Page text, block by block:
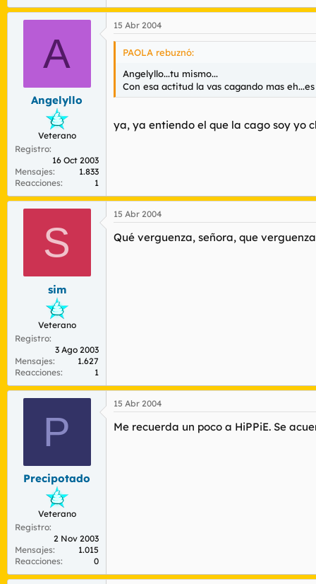
A
Angelyllo
Veterano
Registro
16 Oct 2003
Mensajes
1.833
Reacciones
1
15 Abr 2004
PAOLA rebuznó:
Angelyllo...tu mismo...
Con esa actitud la vas cagando mas
ya, ya entiendo el que la cago soy yo
S
sim
Veterano
Registro
3 Ago 2003
Mensajes
1.627
Reacciones
1
15 Abr 2004
Qué verguenza, señora, que
P
Precipotado
Veterano
Registro
2 Nov 2003
Mensajes
1.015
Reacciones
0
15 Abr 2004
Me recuerda un poco a HiPPiE. Se